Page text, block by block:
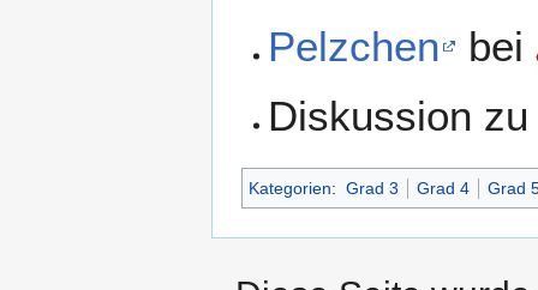
Pelzchen
bei
Diskussion
Kategorien: Grad 3 Grad 4 Grad